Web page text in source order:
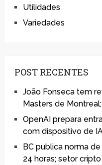
Utilidades
Variedades
POST RECENTES
João Fonseca tem
Masters de
OpenAI prepara
com dispositivo de
BC publica norma
24 horas; setor